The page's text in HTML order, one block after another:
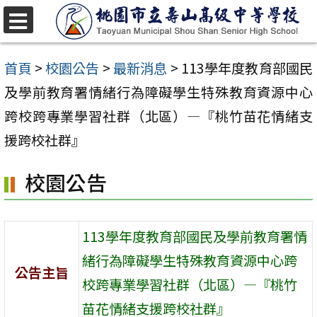
跳
至
主
要
內
容
首頁 >校園公告 >最新消息 > 113學年度教育部國民
及學前教育署情緒行為障礙學生特殊教育資源中心
跨校跨專業學習社群（北區）―『桃竹苗花情緒支
援跨校社群』
校園公告
公告主旨
113學年度教育部國民及學前教育署情
緒行為障礙學生特殊教育資源中心跨
校跨專業學習社群（北區）―『桃竹
苗花情緒支援跨校社群』
選
單